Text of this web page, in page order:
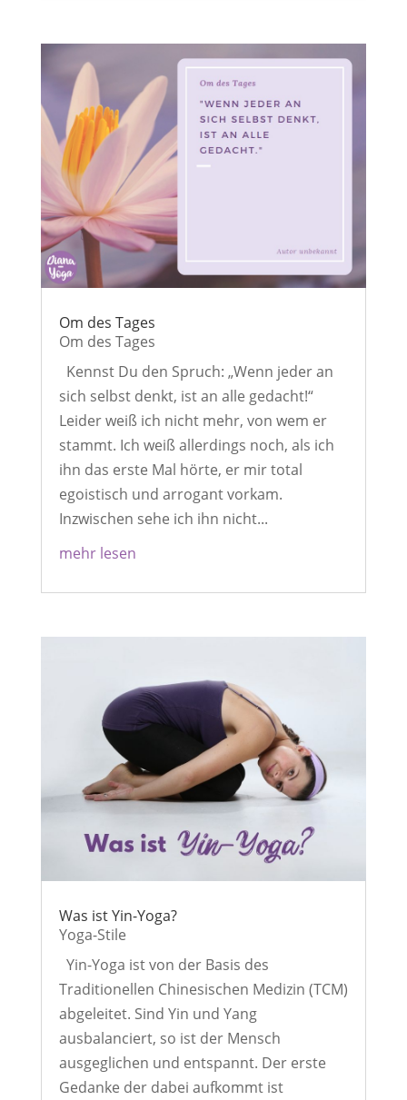
Om des Tages
Om des Tages
Kennst Du den Spruch: „Wenn jeder an
sich selbst denkt, ist an alle gedacht!“
Leider weiß ich nicht mehr, von wem er
stammt. Ich weiß allerdings noch, als ich
ihn das erste Mal hörte, er mir total
egoistisch und arrogant vorkam.
Inzwischen sehe ich ihn nicht...
mehr lesen
Was ist Yin-Yoga?
Yoga-Stile
Yin-Yoga ist von der Basis des
Traditionellen Chinesischen Medizin (TCM)
abgeleitet. Sind Yin und Yang
ausbalanciert, so ist der Mensch
ausgeglichen und entspannt. Der erste
Gedanke der dabei aufkommt ist